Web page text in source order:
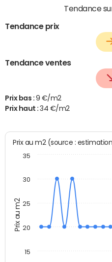
Tendance
Tendance prix
Tendance ventes
Prix bas : 9 €/m2
Prix haut :34 €/m2
Prix au m2
Prix au m2 (source :
15
20
25
30
35